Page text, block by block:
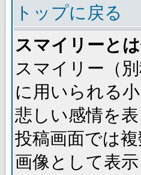
トップに戻る
スマイリーと
スマイリー（
に用いられる
悲しい感情を
投稿画面では
画像として表